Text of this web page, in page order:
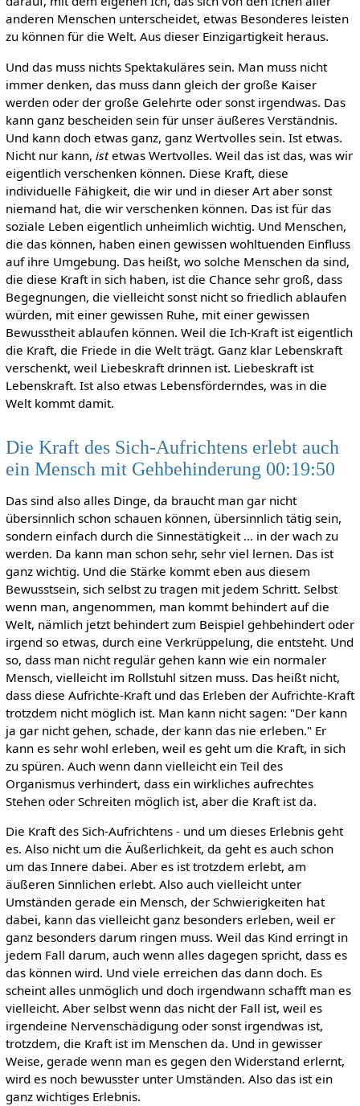
anderen Menschen unterscheidet, etwas Besonderes leisten
zu können für die Welt. Aus dieser Einzigartigkeit heraus.
Und das muss nichts Spektakuläres sein. Man muss nicht
immer denken, das muss dann gleich der große Kaiser
werden oder der große Gelehrte oder sonst irgendwas. Das
kann ganz bescheiden sein für unser äußeres Verständnis.
Und kann doch etwas ganz, ganz Wertvolles sein. Ist etwas.
Nicht nur kann, istetwas Wertvolles. Weil das ist das, was wir
eigentlich verschenken können. Diese Kraft, diese
individuelle Fähigkeit, die wir und in dieser Art aber sonst
niemand hat, die wir verschenken können. Das ist für das
soziale Leben eigentlich unheimlich wichtig. Und Menschen,
die das können, haben einen gewissen wohltuenden Einfluss
auf ihre Umgebung. Das heißt, wo solche Menschen da sind,
die diese Kraft in sich haben, ist die Chance sehr groß, dass
Begegnungen, die vielleicht sonst nicht so friedlich ablaufen
würden, mit einer gewissen Ruhe, mit einer gewissen
Bewusstheit ablaufen können. Weil die Ich-Kraft ist eigentlich
die Kraft, die Friede in die Welt trägt. Ganz klar Lebenskraft
verschenkt, weil Liebeskraft drinnen ist. Liebeskraft ist
Lebenskraft. Ist also etwas Lebensförderndes, was in die
Welt kommt damit.
Die Kraft des Sich-Aufrichtens erlebt auch
ein Mensch mit Gehbehinderung 00:19:50
Das sind also alles Dinge, da braucht man gar nicht
übersinnlich schon schauen können, übersinnlich tätig sein,
sondern einfach durch die Sinnestätigkeit … in der wach zu
werden. Da kann man schon sehr, sehr viel lernen. Das ist
ganz wichtig. Und die Stärke kommt eben aus diesem
Bewusstsein, sich selbst zu tragen mit jedem Schritt. Selbst
wenn man, angenommen, man kommt behindert auf die
Welt, nämlich jetzt behindert zum Beispiel gehbehindert oder
irgend so etwas, durch eine Verkrüppelung, die entsteht. Und
so, dass man nicht regulär gehen kann wie ein normaler
Mensch, vielleicht im Rollstuhl sitzen muss. Das heißt nicht,
dass diese Aufrichte-Kraft und das Erleben der Aufrichte-Kraft
trotzdem nicht möglich ist. Man kann nicht sagen: "Der kann
ja gar nicht gehen, schade, der kann das nie erleben." Er
kann es sehr wohl erleben, weil es geht um die Kraft, in sich
zu spüren. Auch wenn dann vielleicht ein Teil des
Organismus verhindert, dass ein wirkliches aufrechtes
Stehen oder Schreiten möglich ist, aber die Kraft ist da.
Die Kraft des Sich-Aufrichtens - und um dieses Erlebnis geht
es. Also nicht um die Äußerlichkeit, da geht es auch schon
um das Innere dabei. Aber es ist trotzdem erlebt, am
äußeren Sinnlichen erlebt. Also auch vielleicht unter
Umständen gerade ein Mensch, der Schwierigkeiten hat
dabei, kann das vielleicht ganz besonders erleben, weil er
ganz besonders darum ringen muss. Weil das Kind erringt in
jedem Fall darum, auch wenn alles dagegen spricht, dass es
das können wird. Und viele erreichen das dann doch. Es
scheint alles unmöglich und doch irgendwann schafft man es
vielleicht. Aber selbst wenn das nicht der Fall ist, weil es
irgendeine Nervenschädigung oder sonst irgendwas ist,
trotzdem, die Kraft ist im Menschen da. Und in gewisser
Weise, gerade wenn man es gegen den Widerstand erlernt,
wird es noch bewusster unter Umständen. Also das ist ein
ganz wichtiges Erlebnis.